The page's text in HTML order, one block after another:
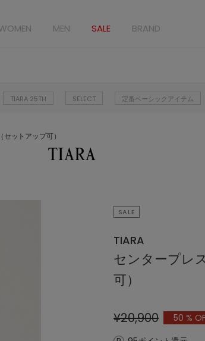
MEN SALE BRAND
TIARA 25TH SELECT 定番ベーシックアイテム
ットアップ可）
SALE
TIARA
センタープレ
可）
¥20,900 50 %